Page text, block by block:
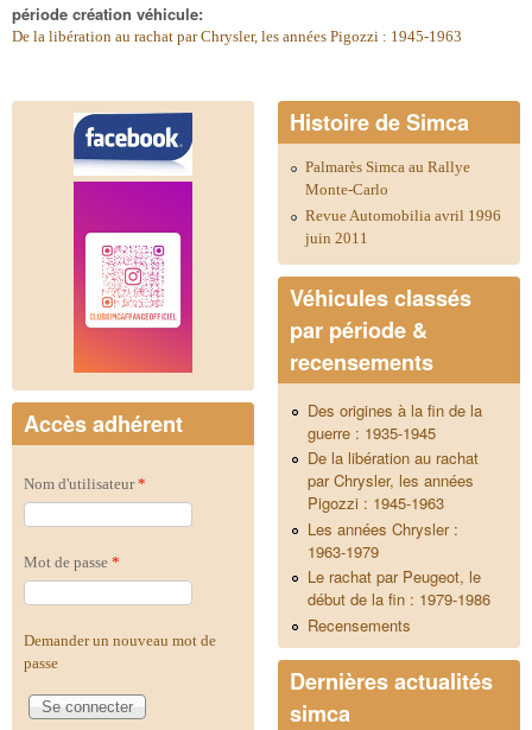
période création véhicule:
De la libération au rachat par Chrysler, les années Pigozzi : 1945-1963
Accès adhérent
Nom d'utilisateur*
Mot de passe *
Demander un nouveau mot de
passe
Histoire de Simca
Palmarès Simca au Rallye
Monte-Carlo
Revue Automobilia avril 1996
juin 2011
Véhicules classés
par période &
recensements
Des origines à la fin de la
guerre : 1935-1945
De la libération au rachat
par Chrysler, les années
Pigozzi : 1945-1963
Les années Chrysler :
1963-1979
Le rachat par Peugeot, le
début de la fin : 1979-1986
Recensements
Dernières actualités
simca